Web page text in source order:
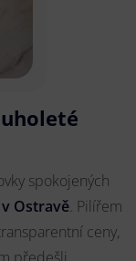
spokojených
Ostravě. Pilířem
ceny,